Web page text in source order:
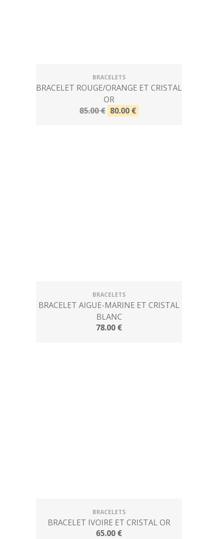
BRACELETS
BRACELET ROUGE/ORANGE ET CRISTAL
OR
85.00 € 80.00 €
BRACELETS
BRACELET AIGUE-MARINE ET CRISTAL
BLANC
78.00 €
BRACELETS
BRACELET IVOIRE ET CRISTAL OR
65.00 €